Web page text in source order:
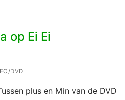
op Ei Ei
DVD
plus en Min van de DVD